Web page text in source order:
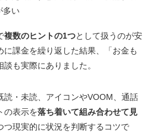
多い
複数のヒントの1つとして扱うのが安
課金を繰り返した結果、「お金も
も実際にありました。
読・未読、アイコンやVOOM、通話
の表示を落ち着いて組み合わせて見
つ現実的に状況を判断するコツで